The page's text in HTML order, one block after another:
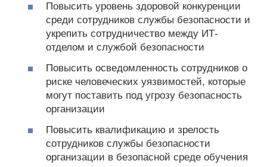
Повысить уровень здоровой конкуренции
среди сотрудников службы безопасности и
укрепить сотрудничество между ИТ-
отделом и службой безопасности
Повысить осведомленность сотрудников о
риске человеческих уязвимостей, которые
могут поставить под угрозу безопасность
организации
Повысить квалификацию и зрелость
сотрудников службы безопасности
организации в безопасной среде обучения